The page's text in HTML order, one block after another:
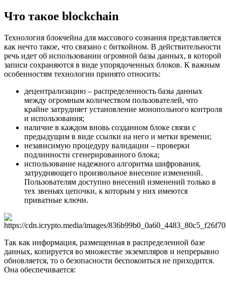
Что такое blockchain
Технология блокчейна для массового сознания представляется
как нечто такое, что связано с биткойном. В действительности
речь идет об использовании огромной базы данных, в которой
записи сохраняются в виде упорядоченных блоков. К важным
особенностям технологии принято относить:
децентрализацию – распределенность базы данных
между огромным количеством пользователей, что
крайне затрудняет установление монопольного контроля
и использования;
наличие в каждом вновь созданном блоке связи с
предыдущим в виде ссылки на него и метки времени;
независимую процедуру валидации – проверки
подлинности сгенерированного блока;
использование надежного алгоритма шифрования,
затрудняющего произвольное внесение изменений.
Пользователям доступно внесений изменений только в
тех звеньях цепочки, к которым у них имеются
приватные ключи.
Так как информация, размещенная в распределенной базе
данных, копируется во множестве экземпляров и непрерывно
обновляется, то о безопасности беспокоиться не приходится.
Она обеспечивается: